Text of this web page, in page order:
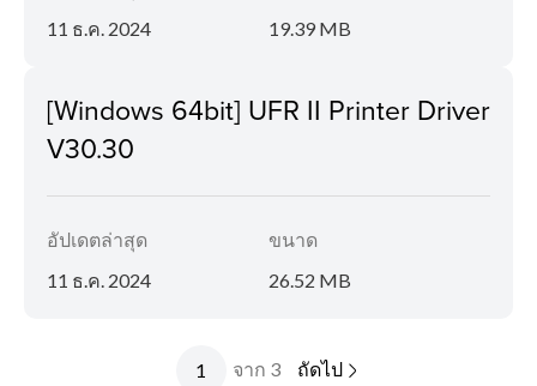
11 ธ.ค. 2024
19.39 MB
[Windows 64bit] UFR II Printer Driver
V30.30
อัปเดตล่าสุด
11 ธ.ค. 2024
ขนาด
26.52 MB
จาก 3 ถัดไป